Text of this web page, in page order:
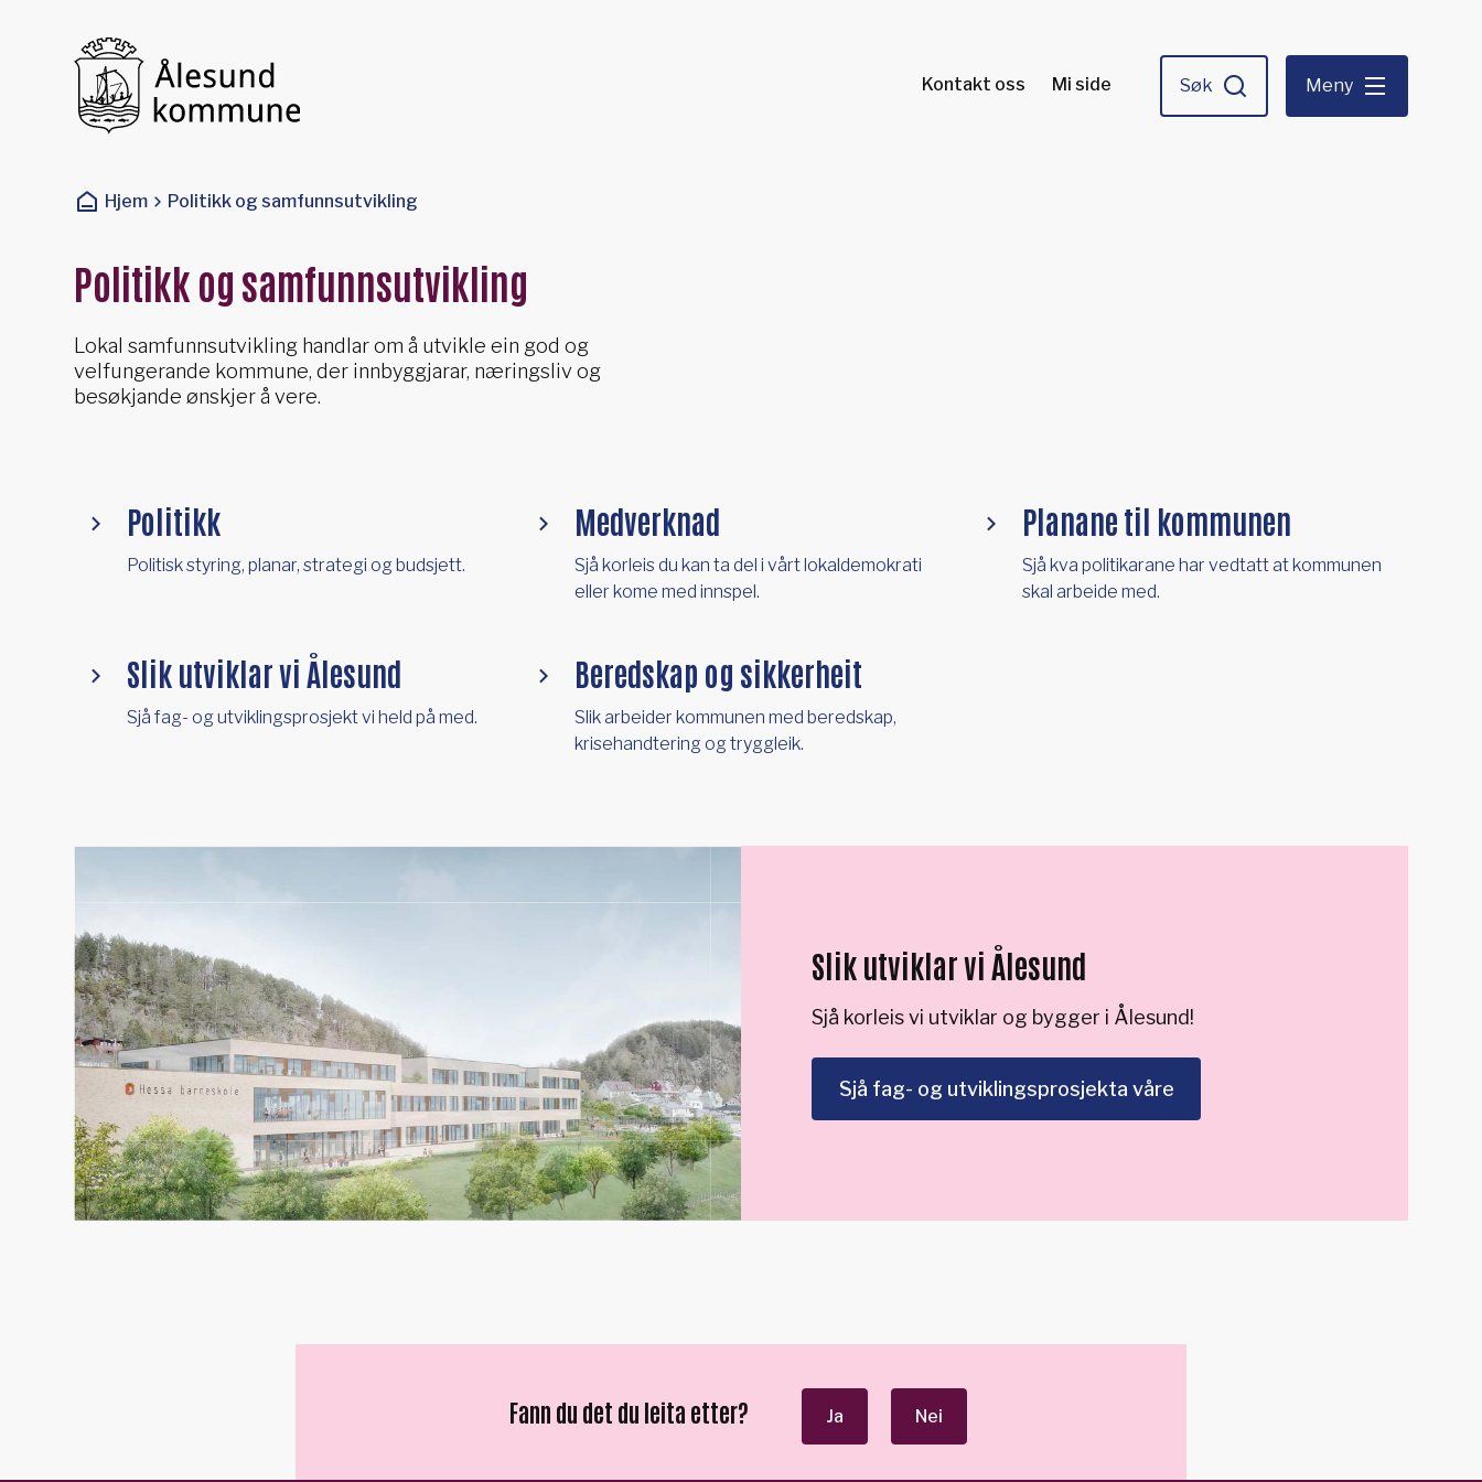
Kontakt oss Mi side Søk Meny
Du er her:
Hjem Politikk og samfunnsutvikling
Politikk og samfunnsutvikling
Lokal samfunnsutvikling handlar om å utvikle ein god og
velfungerande kommune, der innbyggjarar, næringsliv og
besøkjande ønskjer å vere.
Politikk
Politisk styring, planar, strategi og budsjett.
Medverknad
Sjå korleis du kan ta del i vårt lokaldemokrati
eller kome med innspel.
Planane til kommunen
Sjå kva politikarane har vedtatt at kommunen
skal arbeide med.
Slik utviklar vi Ålesund
Sjå fag- og utviklingsprosjekt vi held på med.
Beredskap og sikkerheit
Slik arbeider kommunen med beredskap,
krisehandtering og tryggleik.
Slik utviklar vi Ålesund
Sjå korleis vi utviklar og bygger i Ålesund!
Sjå fag- og utviklingsprosjekta våre
Fann du det du leita etter? Ja Nei